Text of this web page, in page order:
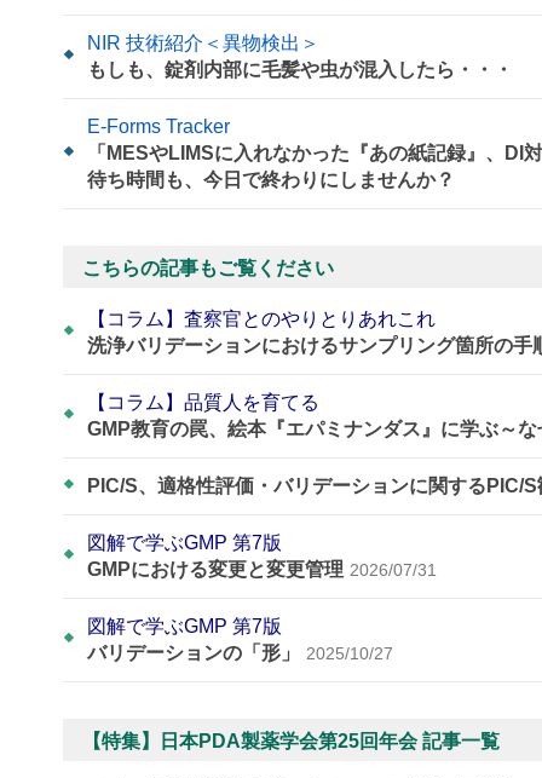
NIR 技術紹介＜異物検出＞
もしも、錠剤内部に毛髪や虫が混入したら・・・
E-Forms Tracker
「MESやLIMSに入れなかった『あの紙記録』、
待ち時間も、今日で終わりにしませんか？
こちらの記事もご覧ください
【コラム】査察官とのやりとりあれこれ
洗浄バリデーションにおけるサンプリング箇所の手
【コラム】品質人を育てる
GMP教育の罠、絵本『エパミナンダス』に学ぶ～
PIC/S、適格性評価・バリデーションに関するPIC/
図解で学ぶGMP 第7版
GMPにおける変更と変更管理 2026/07/31
図解で学ぶGMP 第7版
バリデーションの「形」
2025/10/27
【特集】日本PDA製薬学会第25回年会 記事一覧